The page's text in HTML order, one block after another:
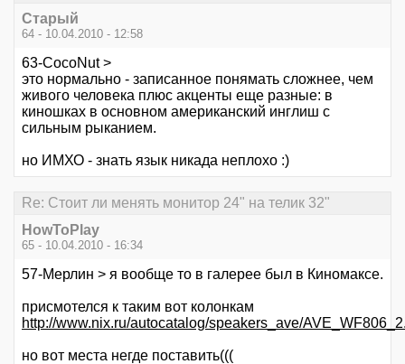
Старый
64 - 10.04.2010 - 12:58
63-CocoNut >
это нормально - записанное понямать сложнее, чем
живого человека плюс акценты еще разные: в
киношках в основном американский инглиш с
сильным рыканием.
но ИМХО - знать язык никада неплохо :)
Re: Стоит ли менять монитор 24" на телик 32"
HowToPlay
65 - 10.04.2010 - 16:34
57-Мерлин > я вообще то в галерее был в Киномаксе.
присмотелся к таким вот колонкам
http://www.nix.ru/autocatalog/speakers_ave/
но вот места негде поставить(((